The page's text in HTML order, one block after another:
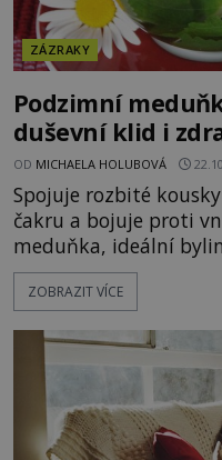
ZÁZRAKY
Podzimní
duševní klid i
OD MICHAELA HOLUBOVÁ
Spojuje rozbité
čakru a bojuje proti
meduňka, ideální
Můžete ji zkusit
rituál očisty… Cítíte se s nastávajícím
nedobré myšlenky,
někdy sklouzne
ZOBRAZIT VÍCE